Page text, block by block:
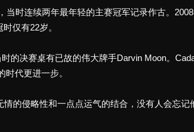
时连续两年最年轻的主赛冠军记录作古。
仅有22岁。
的决赛桌有已故的伟大牌手Darvin Moon。
代更进一步。
的侵略性和一点点运气的结合，没有人会忘记